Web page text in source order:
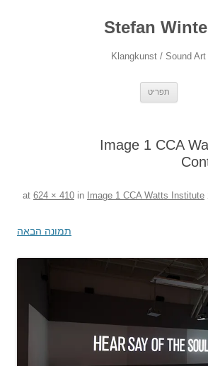
Stefan
Klangkunst / Sound Art
תפריט
Image 1 CCA
624 × 410 in Image 1 CCA Watts Institute
תמונה הבאה